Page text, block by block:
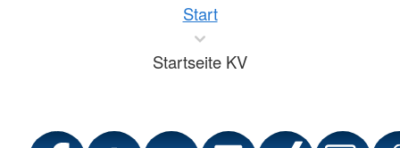
Start
Startseite KV